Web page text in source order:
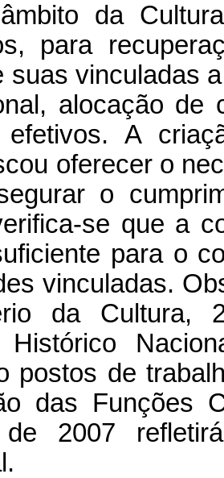
da
para
suas vinculadas
alocação
efetivos. A
oferecer o
o
se que a
para o
vinculadas.
da Cultura,
Histórico
postos de
das Funções
de 2007